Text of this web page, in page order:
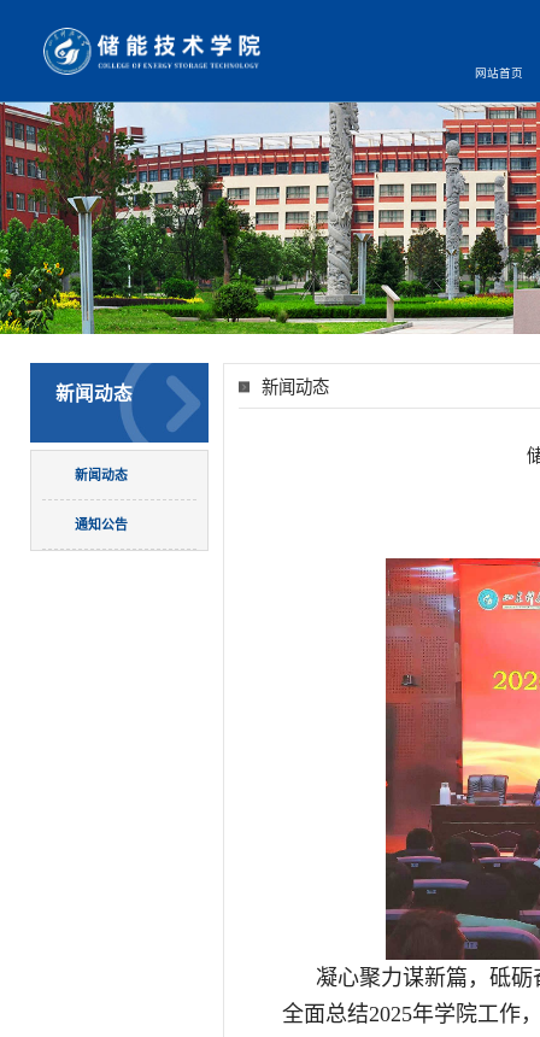
网站首页
新闻动态
新闻动态
通知公告
新闻动态
凝心聚力谋新篇，砥
全面总结2025年学院工作